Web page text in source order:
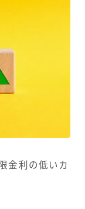
金利の低いカ